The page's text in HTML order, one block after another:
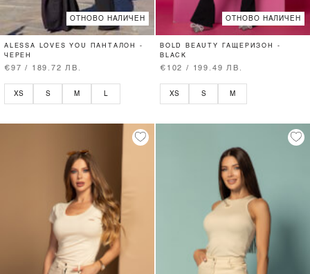
ОТНОВО НАЛИЧЕН
ALESSA LOVES YOU ПАНТАЛОН -
ЧЕРЕН
€97 / 189.72 ЛВ.
XS S M
ОТНОВО НАЛИЧЕН
BOLD BEAUTY ГАЩЕРИЗОН -
BLACK
€102 / 199.49 ЛВ.
XS S M